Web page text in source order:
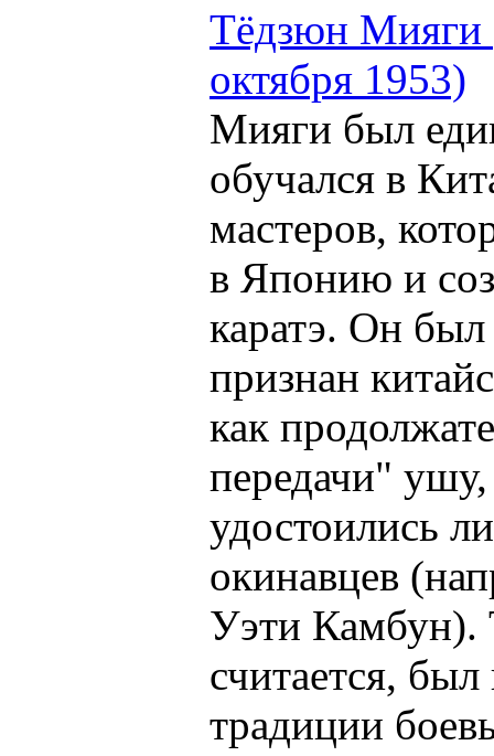
Тёдзюн Мияги
октября 1953)
Мияги был
обучался в
мастеров,
в Японию и
каратэ. Он
признан
как
передачи" ушу,
удостоились
окинавцев
Уэти Камбун).
считается,
традиции